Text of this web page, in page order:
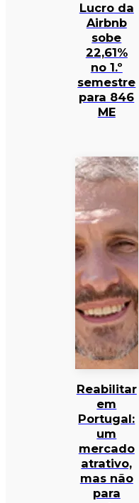
Lucro da
Airbnb
sobe
22,61%
no 1.º
semestre
para 846
ME
Reabilitar
em
Portugal:
um
mercado
atrativo,
mas não
para